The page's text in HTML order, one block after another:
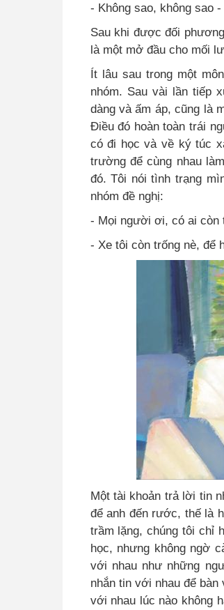
- Không sao, không sao
Sau khi được đối
là một mở đầu cho mối
Ít lâu sau trong một
nhóm. Sau vài lần tiếp
dàng và ấm áp, cũng là
Điều đó hoàn toàn trái
có đi học và về ký túc
trường để cùng nhau
đó. Tôi nói tình trạng
nhóm đề nghị:
- Mọi người ơi, có ai còn
- Xe tôi còn trống nè, để
Một tài khoản trả lời tin
để anh đến rước, thế là
trầm lặng, chúng tôi chỉ
học, nhưng không ngờ
với nhau như những
nhắn tin với nhau để
với nhau lúc nào không